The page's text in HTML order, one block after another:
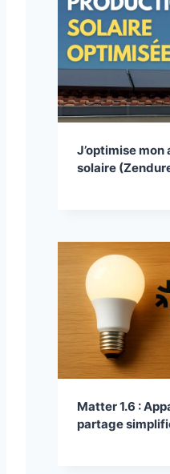
J’optimise
solaire
Matter 1.6 :
partage